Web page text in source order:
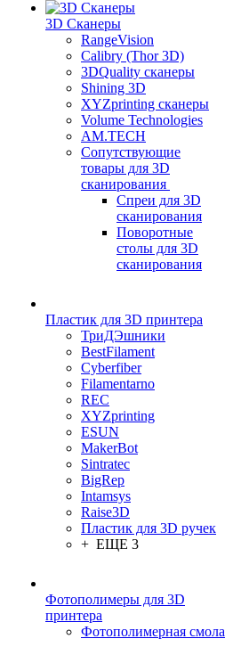
3D Сканеры
RangeVision
Calibry (Thor 3D)
3DQuality сканеры
Shining 3D
XYZprinting сканеры
Volume Technologies
AM.TECH
Сопутствующие
товары для 3D
сканирования
Спреи для 3D
сканирования
Поворотные
столы для 3D
сканирования
Пластик для 3D принтера
ТриДЭшники
BestFilament
Cyberfiber
Filamentarno
REC
XYZprinting
ESUN
MakerBot
Sintratec
BigRep
Intamsys
Raise3D
Пластик для 3D ручек
+ ЕЩЕ 3
Фотополимеры для 3D
принтера
Фотополимерная смола